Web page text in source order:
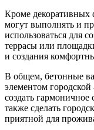
Кроме
могут выполнять и
использоваться для
террасы или
и создания
В общем, бетонные
элементом
создать
также сделать
приятной для